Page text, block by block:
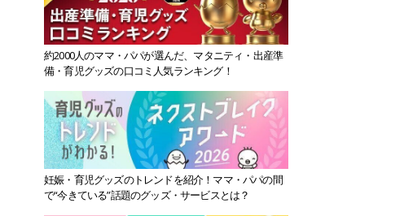
約2000人のママ・パパが選んだ、マタニティ・出産準
備・育児グッズの口コミ人気ランキング！
妊娠・育児グッズのトレンドを紹介！ママ・パパの間
で“今きている”話題のグッズ・サービスとは？